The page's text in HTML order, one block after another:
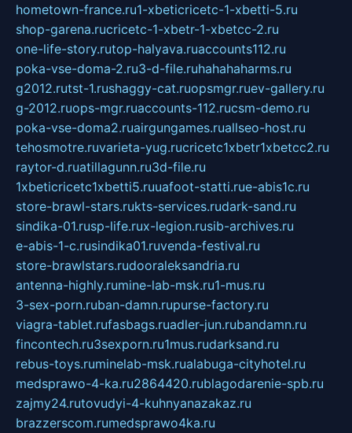
hometown-france.ru1-xbeticricetc-1-xbetti-5.ru
shop-garena.rucricetc-1-xbetr-1-xbetcc-2.ru
one-life-story.rutop-halyava.ruaccounts112.ru
poka-vse-doma-2.ru3-d-file.ruhahahaharms.ru
g2012.rutst-1.rushaggy-cat.ruopsmgr.ruev-gallery.ru
g-2012.ruops-mgr.ruaccounts-112.rucsm-demo.ru
poka-vse-doma2.ruairgungames.ruallseo-host.ru
tehosmotre.ruvarieta-yug.rucricetc1xbetr1xbetcc2.ru
raytor-d.ruatillagunn.ru3d-file.ru
1xbeticricetc1xbetti5.ruuafoot-statti.rue-abis1c.ru
store-brawl-stars.rukts-services.rudark-sand.ru
sindika-01.rusp-life.rux-legion.rusib-archives.ru
e-abis-1-c.rusindika01.ruvenda-festival.ru
store-brawlstars.rudooraleksandria.ru
antenna-highly.rumine-lab-msk.ru1-mus.ru
3-sex-porn.ruban-damn.rupurse-factory.ru
viagra-tablet.rufasbags.ruadler-jun.rubandamn.ru
fincontech.ru3sexporn.ru1mus.rudarksand.ru
rebus-toys.ruminelab-msk.rualabuga-cityhotel.ru
medsprawo-4-ka.ru2864420.rublagodarenie-spb.ru
zajmy24.rutovudyi-4-kuhnyanazakaz.ru
brazzerscom.rumedsprawo4ka.ru